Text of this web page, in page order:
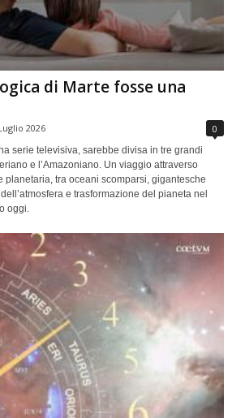
di Marte fosse una
2026 0
serie televisiva, sarebbe divisa in tre grandi
e l’Amazoniano. Un viaggio attraverso
tra oceani scomparsi, gigantesche
e trasformazione del pianeta nel
oggi.